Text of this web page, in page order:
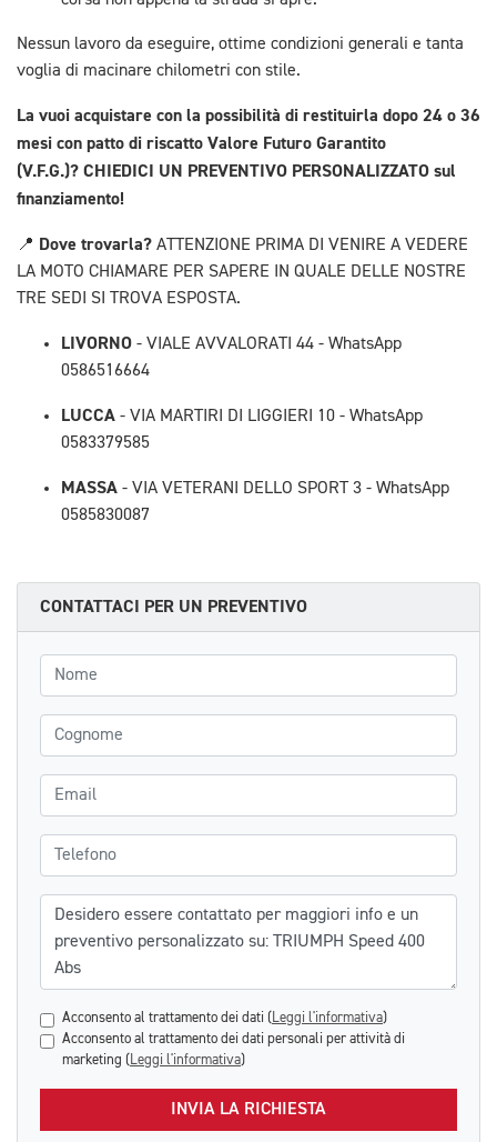
Nessun lavoro da eseguire, ottime condizioni generali e tanta
voglia di macinare chilometri con stile.
La vuoi acquistare con la possibilità di restituirla dopo 24 o 36
mesi con patto di riscatto Valore Futuro Garantito
(V.F.G.)? CHIEDICI UN PREVENTIVO PERSONALIZZATO sul
finanziamento!
📍 Dove trovarla? ATTENZIONE PRIMA DI VENIRE A VEDERE
LA MOTO CHIAMARE PER SAPERE IN QUALE DELLE NOSTRE
TRE SEDI SI TROVA ESPOSTA.
LIVORNO - VIALE AVVALORATI 44 - WhatsApp
0586516664
LUCCA - VIA MARTIRI DI LIGGIERI 10 - WhatsApp
0583379585
MASSA - VIA VETERANI DELLO SPORT 3 - WhatsApp
0585830087
CONTATTACI PER UN PREVENTIVO
Nome
Cognome
Email
Telefono
Messaggio
Acconsento al trattamento dei dati ( Leggi l'informativa)
Acconsento al trattamento dei dati personali per attività di
marketing ( Leggi l'informativa)
INVIA LA RICHIESTA